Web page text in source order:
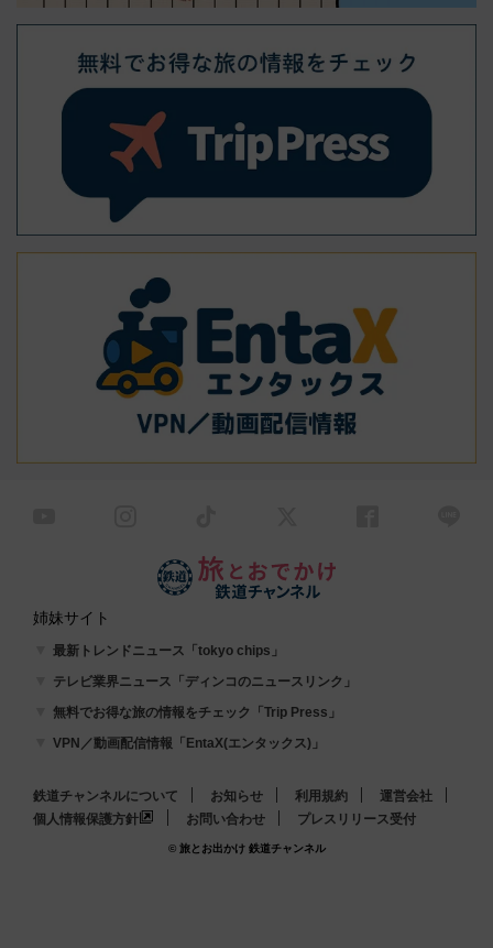
姉妹サイト
最新トレンドニュース「tokyo chips」
テレビ業界ニュース「ディンコのニュースリンク」
無料でお得な旅の情報をチェック「Trip Press」
VPN／動画配信情報「EntaX(エンタックス)」
鉄道チャンネルについて お知らせ 利用規約
運営会社
個人情報保護方針
お問い合わせ プレスリリース受付
© 旅とお出かけ 鉄道チャンネル